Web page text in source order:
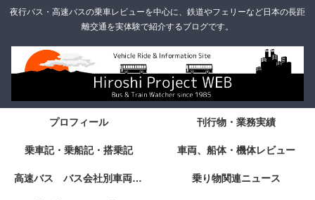
夜行バス・高速バスの乗車レビューを中心に、鉄道やフェリーなど日本の長距
離交通を実体験で紹介するブログです。
プロフィール 刊行物・業務実績
乗車記・乗船記・搭乗記 車両、船体・機体レビュー
高速バス バス会社別車両・設備・シート紹介 乗り物関連ニュース